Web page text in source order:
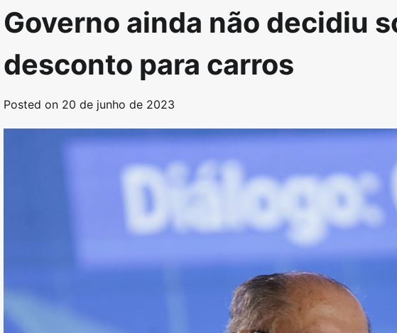
Governo ainda não decidiu
desconto para carros
Posted on 20 de junho de 2023